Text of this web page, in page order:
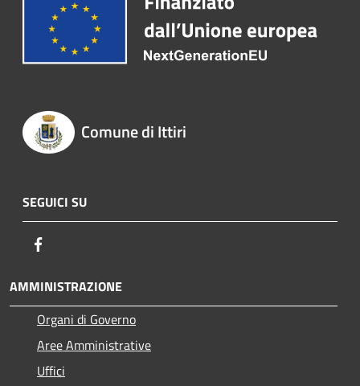
Comune di Ittiri
SEGUICI SU
AMMINISTRAZIONE
Organi di Governo
Aree Amministrative
Uffici